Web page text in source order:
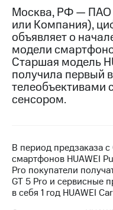
Контакты
Медиа-центр
Пресс-
релизы
МТС
о технологиях
Финансовая
отчетность
Контакты
Москва, РФ — ПАО
или Компания),
объявляет о
модели
Старшая модель
получила первый
телеобъективами
сенсором.
В период предзаказа
смартфонов HUAWEI
Pro покупатели
GT 5 Pro и сервисные
в себя 1 год HUAWEI